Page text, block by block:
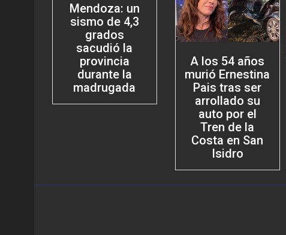
Mendoza: un
sismo de 4,3
grados
sacudió la
provincia
durante la
madrugada
A los 54 años
murió Ernestina
Pais tras ser
arrollado su
auto por el
Tren de la
Costa en San
Isidro